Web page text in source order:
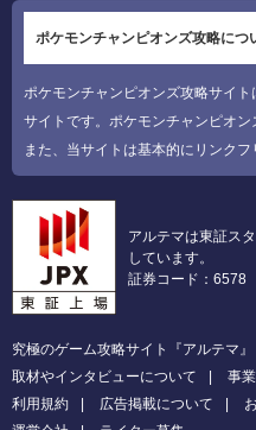
ポケモンチャンピオンズ攻略につ
ポケモンチャンピオンズ攻略サイ
サイトです。ポケモンチャンピオン
また、当サイトは基本的にリンクフ
アルテマは東証ス
しています。
証券コード：6578
究極のゲーム攻略サイト『アルテマ』
取材やインタビューについて
事
利用規約
広告掲載について